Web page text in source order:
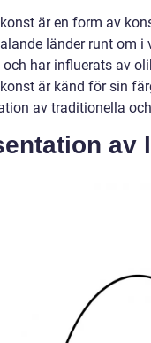
är en form av
länder runt om i
har influerats av
är känd för sin
av traditionella
av